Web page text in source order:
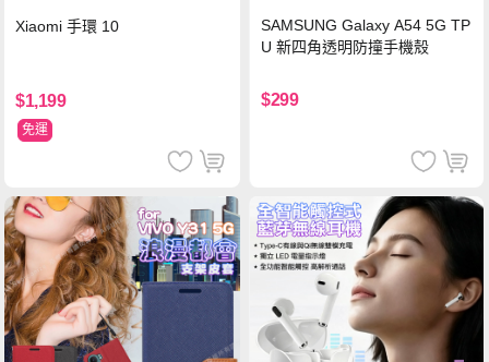
Xiaomi 手環 10
$1,199
免運
SAMSUNG Galaxy A54 5G TP
U 新四角透明防撞手機殼
$299